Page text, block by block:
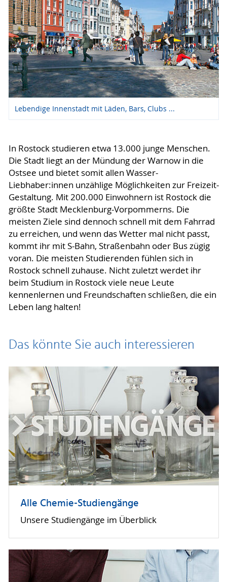
Lebendige Innenstadt mit Läden, Bars, Clubs ...
In Rostock studieren etwa 13.000 junge Menschen.
Die Stadt liegt an der Mündung der Warnow in die
Ostsee und bietet somit allen Wasser-
Liebhaber:innen unzählige Möglichkeiten zur Freizeit-
Gestaltung. Mit 200.000 Einwohnern ist Rostock die
größte Stadt Mecklenburg-Vorpommerns. Die
meisten Ziele sind dennoch schnell mit dem Fahrrad
zu erreichen, und wenn das Wetter mal nicht passt,
kommt ihr mit S-Bahn, Straßenbahn oder Bus zügig
voran. Die meisten Studierenden fühlen sich in
Rostock schnell zuhause. Nicht zuletzt werdet ihr
beim Studium in Rostock viele neue Leute
kennenlernen und Freundschaften schließen, die ein
Leben lang halten!
Das könnte Sie auch interessieren
Alle Chemie-Studiengänge
Unsere Studiengänge im Überblick